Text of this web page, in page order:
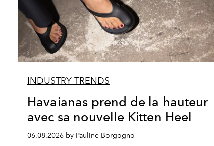
INDUSTRY TRENDS
Havaianas prend de la hauteur
avec sa nouvelle Kitten Heel
06.08.2026 by Pauline Borgogno